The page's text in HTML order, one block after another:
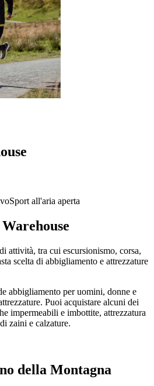
Sport all'aria aperta
attività, tra cui escursionismo, corsa,
scelta di abbigliamento e attrezzature
abbigliamento per uomini, donne e
Puoi acquistare alcuni dei
impermeabili e imbottite, attrezzatura
zaini e calzature.
della Montagna